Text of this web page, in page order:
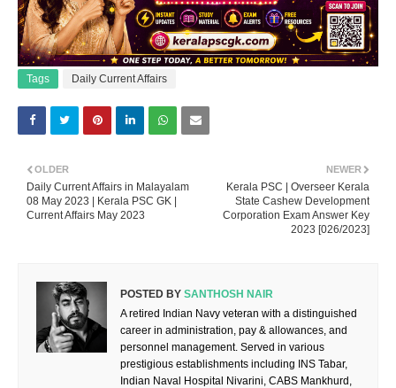
Tags Daily Current Affairs
NEWER
Kerala PSC | Overseer Kerala
State Cashew Development
Corporation Exam Answer Key
2023 [026/2023]
OLDER
Daily Current Affairs in Malayalam
08 May 2023 | Kerala PSC GK |
Current Affairs May 2023
POSTED BY SANTHOSH NAIR
A retired Indian Navy veteran with a distinguished
career in administration, pay & allowances, and
personnel management. Served in various
prestigious establishments including INS Tabar,
Indian Naval Hospital Nivarini, CABS Mankhurd,